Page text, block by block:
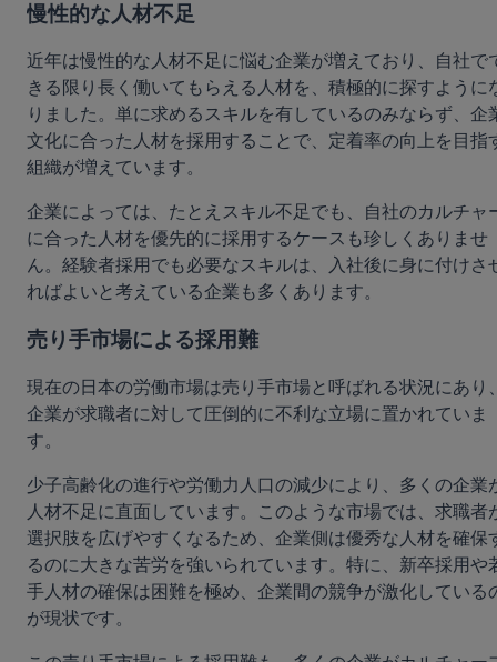
慢性的な人材不足
近年は慢性的な人材不足に悩む企業が増えており、自社で
きる限り長く働いてもらえる人材を、積極的に探すように
りました。単に求めるスキルを有しているのみならず、企
文化に合った人材を採用することで、定着率の向上を目指
組織が増えています。
企業によっては、たとえスキル不足でも、自社のカルチャ
に合った人材を優先的に採用するケースも珍しくありませ
ん。経験者採用でも必要なスキルは、入社後に身に付けさ
ればよいと考えている企業も多くあります。
売り手市場による採用難
現在の日本の労働市場は売り手市場と呼ばれる状況にあり
企業が求職者に対して圧倒的に不利な立場に置かれていま
す。
少子高齢化の進行や労働力人口の減少により、多くの企業
人材不足に直面しています。このような市場では、求職者
選択肢を広げやすくなるため、企業側は優秀な人材を確保
るのに大きな苦労を強いられています。特に、新卒採用や
手人材の確保は困難を極め、企業間の競争が激化している
が現状です。